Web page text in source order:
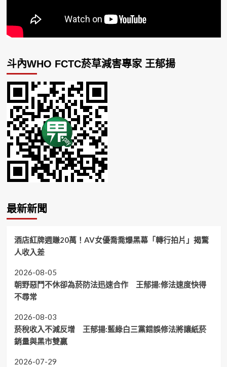
斗內WHO FCTC菸草減害專家 王郁揚
最新新聞
酒店紅牌週賺20萬！AV女優喬喬爆黑幕「轉行拍片」揭驚
人收入差
2026-08-05
朝野惡鬥不休卻為菸防法迅速合作 王郁揚:修法速度快得
不尋常
2026-08-03
菸稅收入不減反增 王郁揚:藍綠白三黨錯誤修法將讓紙菸
銷量與黑市雙贏
2026-07-29